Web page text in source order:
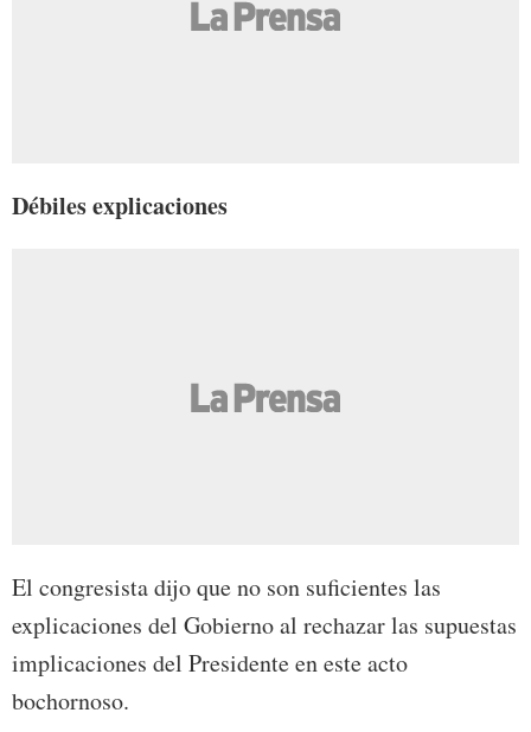
Débiles explicaciones
El congresista dijo que no son suficientes las
explicaciones del Gobierno al rechazar las supuestas
implicaciones del Presidente en este acto
bochornoso.